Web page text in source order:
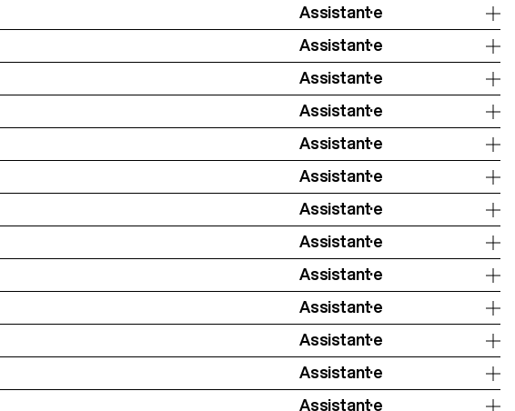
Assistant·e
Assistant·e
Assistant·e
Assistant·e
Assistant·e
Assistant·e
Assistant·e
Assistant·e
Assistant·e
Assistant·e
Assistant·e
Assistant·e
Assistant·e